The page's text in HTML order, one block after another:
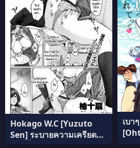
Hokago W.C [Yuzuto
Sen] ระบายความเครียด
ห้องน้ำชาย แปลไทย
เบา